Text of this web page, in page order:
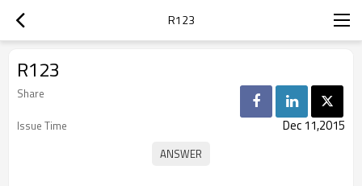
R123
R123
Share
Issue Time
Dec 11,2015